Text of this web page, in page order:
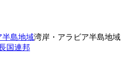
半島地域湾岸・アラビア半島地域
国連邦